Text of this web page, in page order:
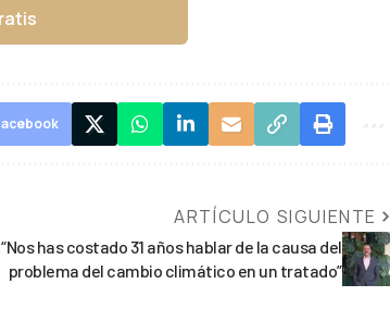
ARTÍCULO SIGUIENTE
“Nos has costado 31 años hablar de la causa del
problema del cambio climático en un tratado”